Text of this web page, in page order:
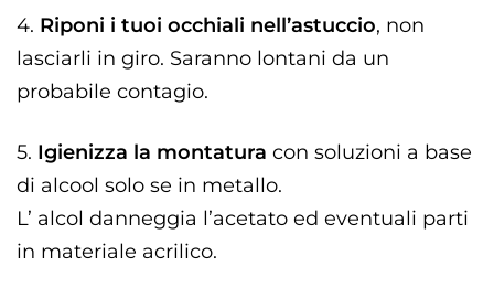
4. Riponi i tuoi occhiali nell’astuccio, non
lasciarli in giro. Saranno lontani da un
probabile contagio.
5. Igienizza la montatura con soluzioni a base
di alcool solo se in metallo.
L’ alcol danneggia l’acetato ed eventuali parti
in materiale acrilico.